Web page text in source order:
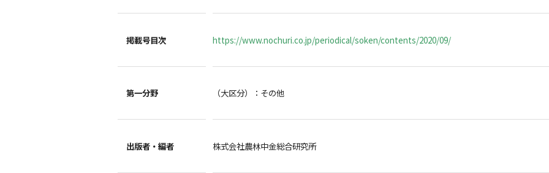
掲載号目次 https://www.nochuri.co.jp/periodical/soken/contents/2020/09/
第一分野 （大区分）：その他
出版者・編者 株式会社農林中金総合研究所